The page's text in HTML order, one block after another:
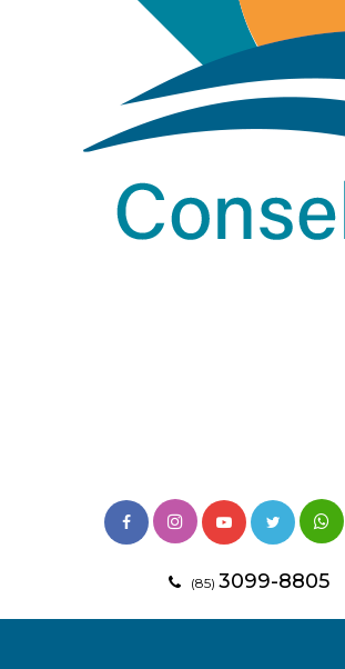
(85) 3099-8805